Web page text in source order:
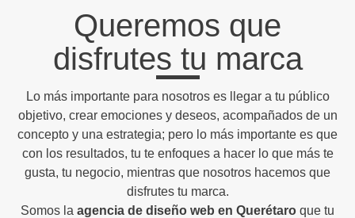
Queremos que
disfrutes tu marca
Lo más importante para nosotros es llegar a tu público
objetivo, crear emociones y deseos, acompañados de un
concepto y una estrategia; pero lo más importante es que
con los resultados, tu te enfoques a hacer lo que más te
gusta, tu negocio, mientras que nosotros hacemos que
disfrutes tu marca.
Somos la agencia de diseño web en Querétaro que tu